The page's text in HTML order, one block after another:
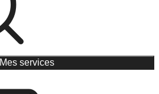
Mes services